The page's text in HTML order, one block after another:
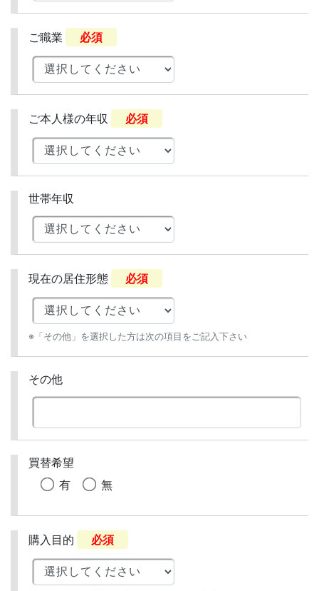
ご職業 必須
ご本人様の年収 必須
世帯年収
現在の居住形態 必須
※「その他」を選択した方は次の項目をご記入下さい
その他
買替希望
有
無
購入目的 必須